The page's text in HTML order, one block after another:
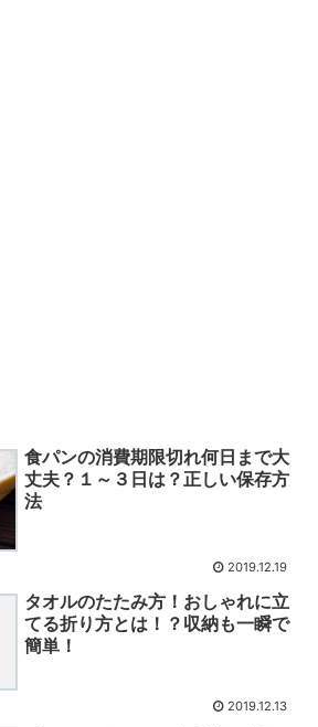
食パンの消費期限切れ何日まで大
丈夫？１～３日は？正しい保存方
法
2019.12.19
タオルのたたみ方！おしゃれに立
てる折り方とは！？収納も一瞬で
簡単！
2019.12.13